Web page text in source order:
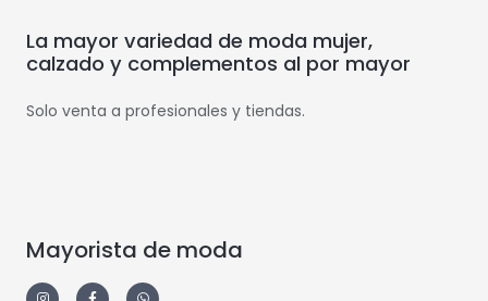
La mayor variedad de moda mujer,
calzado y complementos al por mayor
Solo venta a profesionales y tiendas.
Mayorista de moda